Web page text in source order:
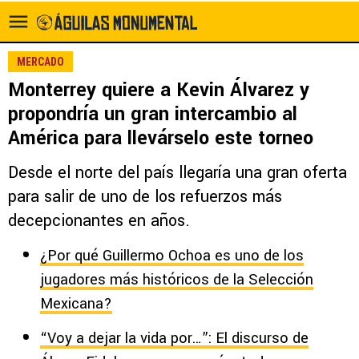
MERCADO
Monterrey quiere a Kevin Álvarez y
propondría un gran intercambio al
América para llevárselo este torneo
Desde el norte del país llegaría una gran oferta
para salir de uno de los refuerzos más
decepcionantes en años.
¿Por qué Guillermo Ochoa es uno de los
jugadores más históricos de la Selección
Mexicana?
“Voy a dejar la vida por…”: El discurso de